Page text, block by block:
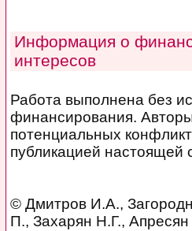
Информация о
интересов
Работа выполнена без
финансирования.
потенциальных
публикацией настоящей
© Дмитров И.А.,
П., Захарян Н.Г.,